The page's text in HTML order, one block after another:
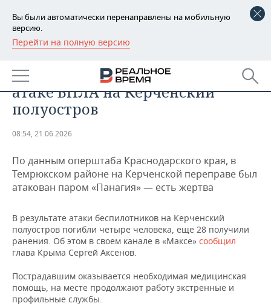
Вы были автоматически перенаправлены на мобильную
версию.
Перейти на полную версию
РЕГИОНЫ
БАШКОРТОСТАН
ТАТАРСТАН
НОВОСТИ
АНАЛИТИКА
ДЕКЛАРАЦИИ О ДОХОДАХ
КОРОЛИ ГОСЗАКАЗА ПФО
КОМУ ПРИНАДЛЕЖАТ
ТОРГОВЫЕ ЦЕНТРЫ
ТАТАРСТАНА
НОВОСТИ ЭКОНОМИКИ
ФИНАНСЫ
БЮДЖЕТ
ПРОМЫШЛЕННОСТЬ
НОВОСТИ
ПРОМЫШЛЕННОСТИ
АГРОПРОМ
МАШИНОСТРОЕНИЕ
НЕФТЕХИМИЯ
НЕФТЬ
НЕДВИЖИМОСТЬ
НОВОСТИ АВТО
БИЗНЕС
РОЗНИЧНАЯ ТОРГОВЛЯ
НОВОСТИ ТЕХНОЛОГИЙ
МЕРОПРИЯТИЯ
Четыре человека погибли при
атаке БПЛА на Керченский
полуостров
08:54, 21.06.2026
По данным оперштаба Краснодарского края, в
Темрюкском районе на Керченской переправе был
атакован паром «Панагия» — есть жертва
В результате атаки беспилотников на Керченский
полуостров погибли четыре человека, еще 28 получили
ранения. Об этом в своем канале в «Максе» сообщил
глава Крыма Сергей Аксенов.
Пострадавшим оказывается необходимая медицинская
помощь, на месте продолжают работу экстренные и
профильные службы.